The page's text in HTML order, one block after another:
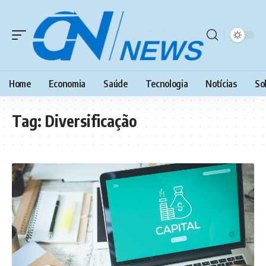
Home Economia Saúde Tecnologia Notícias
Tag: Diversificação